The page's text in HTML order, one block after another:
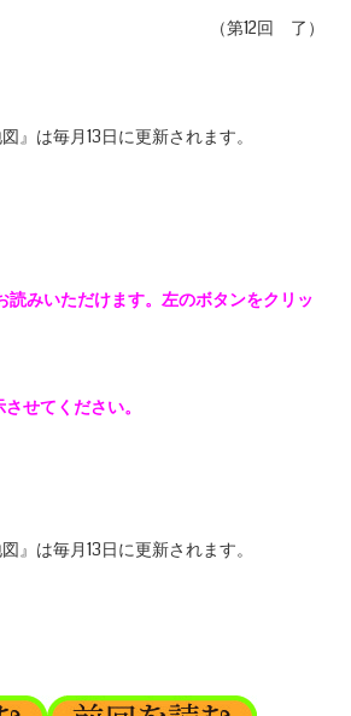
（第12回 了）
』は毎月13日に更新されます。
読みいただけます。左のボタンをクリッ
せてください。
』は毎月13日に更新されます。